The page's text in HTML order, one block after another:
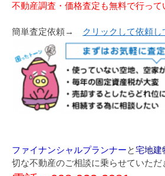
不動産調査・価格査定も無料で行って
簡単査定依頼→ クリックして依頼し
ファイナンシャルプランナーと宅地建
切な不動産のご相談に乗らせていただ